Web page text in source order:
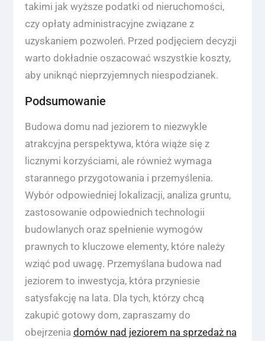
takimi jak wyższe podatki od nieruchomości,
czy opłaty administracyjne związane z
uzyskaniem pozwoleń. Przed podjęciem decyzji
warto dokładnie oszacować wszystkie koszty,
aby uniknąć nieprzyjemnych niespodzianek.
Podsumowanie
Budowa domu nad jeziorem to niezwykle
atrakcyjna perspektywa, która wiąże się z
licznymi korzyściami, ale również wymaga
starannego przygotowania i przemyślenia.
Wybór odpowiedniej lokalizacji, analiza gruntu,
zastosowanie odpowiednich technologii
budowlanych oraz spełnienie wymogów
prawnych to kluczowe elementy, które należy
wziąć pod uwagę. Przemyślana budowa nad
jeziorem to inwestycja, która przyniesie
satysfakcję na lata. Dla tych, którzy chcą
zakupić gotowy dom, zapraszamy do
obejrzenia domów nad jeziorem na sprzedaż na